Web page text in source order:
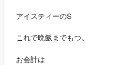
アイスティーのS
これで晩飯までもつ。
お会計は